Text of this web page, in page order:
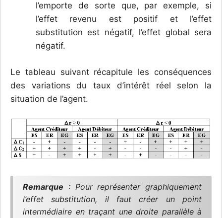
l’emporte de sorte que, par exemple, si
l’effet revenu est positif et l’effet
substitution est négatif, l’effet global sera
négatif.
Le tableau suivant récapitule les conséquences
des variations du taux d’intérêt réel selon la
situation de l’agent.
Remarque : Pour représenter graphiquement
l’effet substitution, il faut créer un point
intermédiaire en traçant une droite parallèle à